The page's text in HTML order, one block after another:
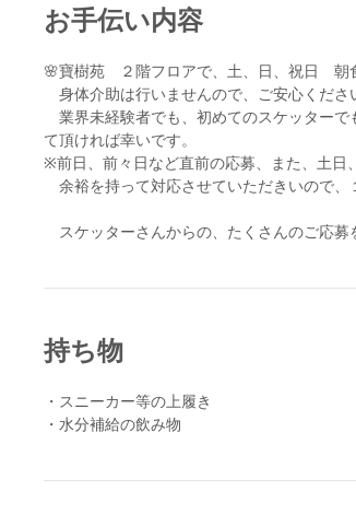
お手伝い内容
🌸寶樹苑 ２階フロアで、土、日、祝日 朝
身体介助は行いませんので、ご安心くださ
業界未経験者でも、初めてのスケッターで
て頂ければ幸いです。
※前日、前々日など直前の応募、また、土日
余裕を持って対応させていただきいので、
スケッターさんからの、たくさんのご応募
持ち物
・スニーカー等の上履き
・水分補給の飲み物